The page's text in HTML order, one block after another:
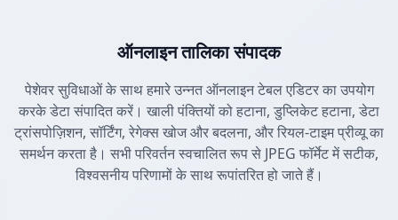
ऑनलाइन तालिका संपादक
पेशेवर सुविधाओं के साथ हमारे उन्नत ऑनलाइन टेबल एडिटर का उपयोग
करके डेटा संपादित करें। खाली पंक्तियों को हटाना, डुप्लिकेट हटाना, डेटा
ट्रांसपोज़िशन, सॉर्टिंग, रेगेक्स खोज और बदलना, और रियल-टाइम प्रीव्यू का
समर्थन करता है। सभी परिवर्तन स्वचालित रूप से JPEG फॉर्मेट में सटीक,
विश्वसनीय परिणामों के साथ रूपांतरित हो जाते हैं।